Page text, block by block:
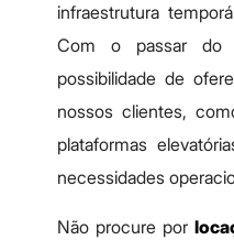
infraestrutura
Com o passar do
possibilidade de
nossos clientes,
plataformas
necessidades
Não procure por